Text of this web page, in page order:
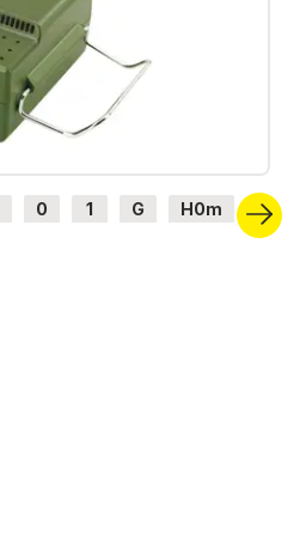
0 1 G
H0m